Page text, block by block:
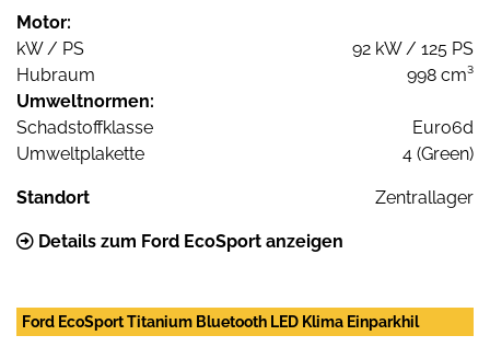
Motor:
kW / PS
92 kW / 125 PS
Hubraum
998 cm³
Umweltnormen:
Schadstoffklasse
Euro6d
Umweltplakette
4 (Green)
Standort Zentrallager
Details zum Ford EcoSport anzeigen
Ford EcoSport Titanium Bluetooth LED Klima Einparkhil